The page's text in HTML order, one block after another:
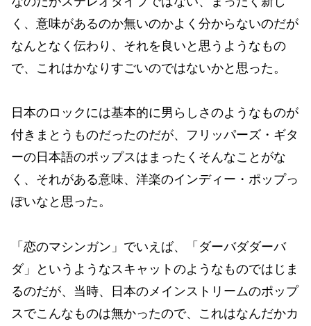
く、意味があるのか無いのかよく分からないのだが
なんとなく伝わり、それを良いと思うようなもの
で、これはかなりすごいのではないかと思った。
日本のロックには基本的に男らしさのようなものが
付きまとうものだったのだが、フリッパーズ・ギタ
ーの日本語のポップスはまったくそんなことがな
く、それがある意味、洋楽のインディー・ポップっ
ぽいなと思った。
「恋のマシンガン」でいえば、「ダーバダダーバ
ダ」というようなスキャットのようなものではじま
るのだが、当時、日本のメインストリームのポップ
スでこんなものは無かったので、これはなんだかカ